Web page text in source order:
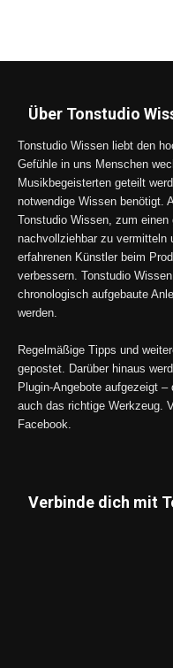
Über Tonstudio
Tonstudio Wissen liebt den
Gefühle in uns Menschen
Musikbegeisterten geteilt
notwendige Wissen benötigt.
Tonstudio Wissen, zum einen
nachvollziehbar zu vermitteln
erfahrenen Künstler beim
verbessern. Tonstudio
chronologisch aufgebaute
werden.
Regelmäßige Tipps und
gepostet. Darüber hinaus
Plugin-Angebote aufgezeigt
auch das richtige Werkzeug.
Facebook.
Verbinde dich mit